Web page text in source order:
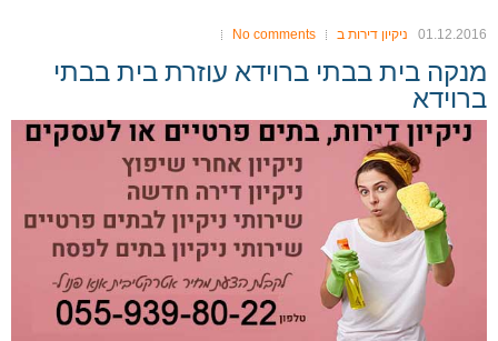
01.12.2016 ניקיון דירות ב No comments
מנקה בית בבתי ברוידא עוזרת בית בבתי
ברוידא